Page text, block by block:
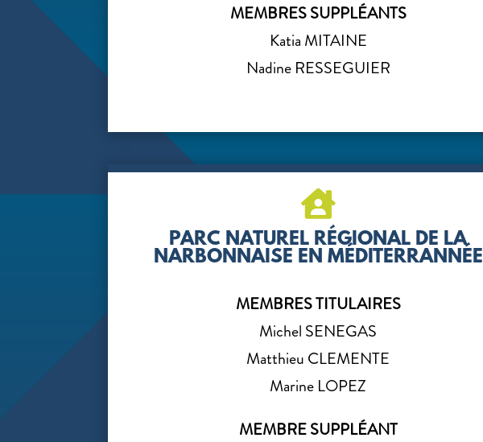
MEMBRES SUPPLÉANTS
Katia MITAINE
Nadine RESSEGUIER

PARC NATUREL RÉGIONAL DE LA
NARBONNAISE EN MÉDITERRANNÉE
MEMBRES TITULAIRES
Michel SENEGAS
Matthieu CLEMENTE
Marine LOPEZ
MEMBRE SUPPLÉANT